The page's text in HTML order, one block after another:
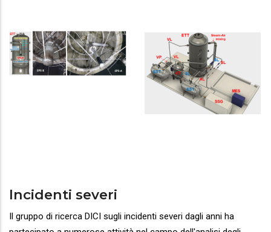
Incidenti severi
Il gruppo di ricerca DICI sugli incidenti severi dagli anni ha